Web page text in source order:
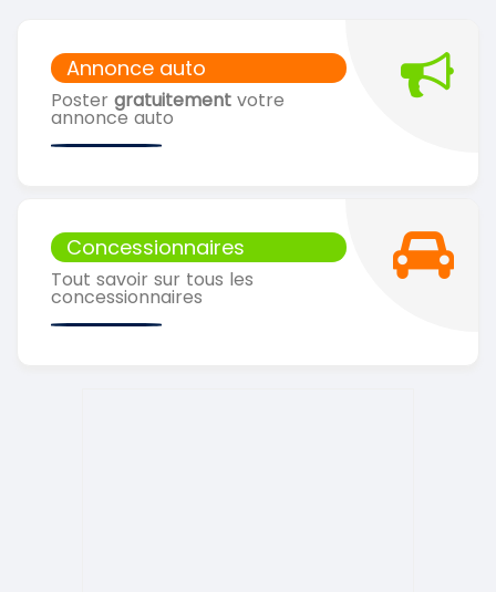
Annonce auto
Poster gratuitement votre
annonce auto
Concessionnaires
Tout savoir sur tous les
concessionnaires